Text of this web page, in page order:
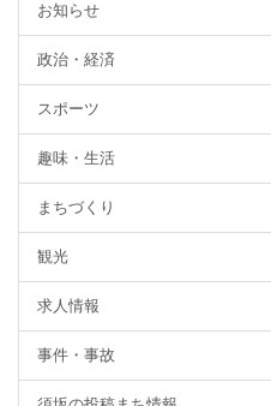
お知らせ
政治・経済
スポーツ
趣味・生活
まちづくり
観光
求人情報
事件・事故